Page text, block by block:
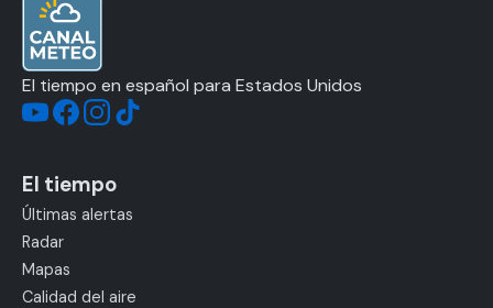
El tiempo en español para Estados Unidos
El tiempo
Últimas alertas
Radar
Mapas
Calidad del aire